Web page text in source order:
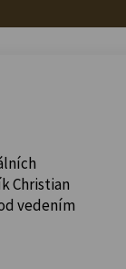
Christian
vedením